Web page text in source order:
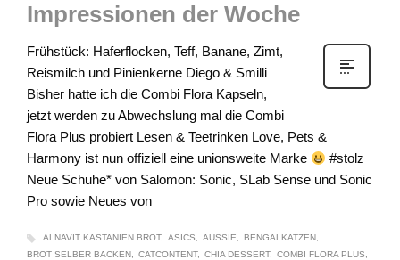
Impressionen der Woche
Frühstück: Haferflocken, Teff, Banane, Zimt,
Reismilch und Pinienkerne Diego & Smilli
Bisher hatte ich die Combi Flora Kapseln,
jetzt werden zu Abwechslung mal die Combi
Flora Plus probiert Lesen & Teetrinken Love, Pets &
Harmony ist nun offiziell eine unionsweite Marke
#stolz
Neue Schuhe* von Salomon: Sonic, SLab Sense und Sonic
Pro sowie Neues von
ALNAVIT KASTANIEN BROT ASICS AUSSIE
BENGALKATZEN
BROT SELBER BACKEN
CATCONTENT CHIA DESSERT
COMBI FLORA PLUS